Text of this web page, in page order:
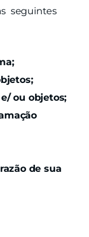
seguintes
ou objetos;
de sua